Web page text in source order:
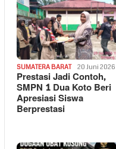
SUMATERA BARAT 20 Juni 2026
Prestasi Jadi Contoh,
SMPN 1 Dua Koto Beri
Apresiasi Siswa
Berprestasi